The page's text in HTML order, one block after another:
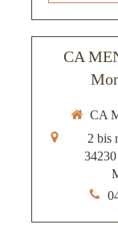
CA
CA
2 bis
34230